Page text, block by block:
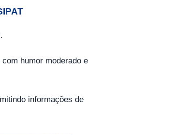
humor moderado e
informações de